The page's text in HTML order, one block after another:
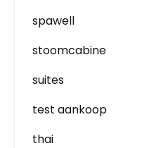
spawell
stoomcabine
suites
test aankoop
thai